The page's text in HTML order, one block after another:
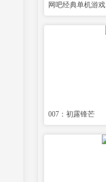
网吧经典单机游戏
007：初露锋芒